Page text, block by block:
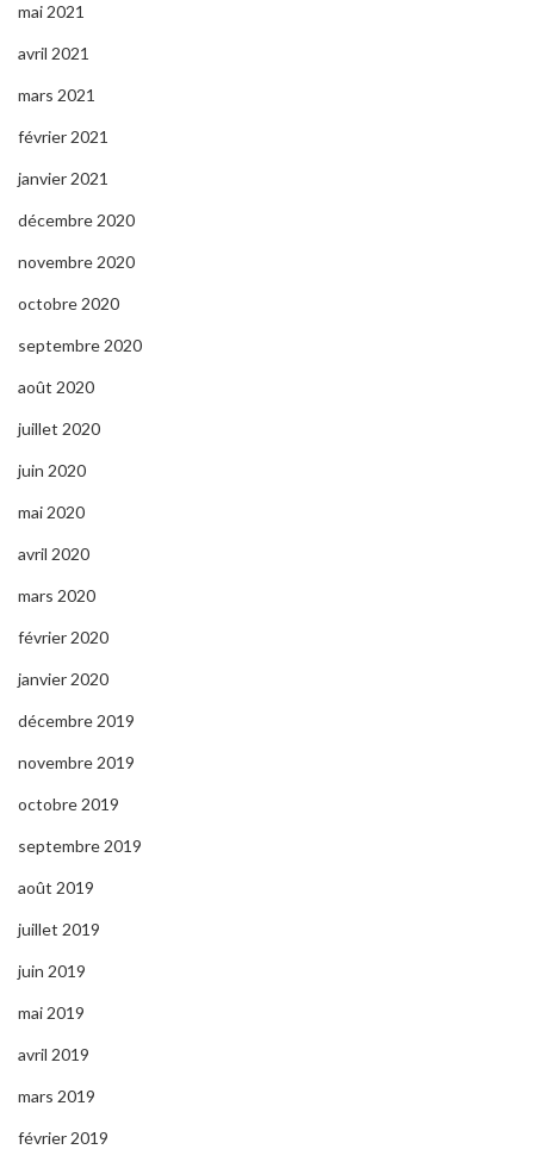
mai 2021
avril 2021
mars 2021
février 2021
janvier 2021
décembre 2020
novembre 2020
octobre 2020
septembre 2020
août 2020
juillet 2020
juin 2020
mai 2020
avril 2020
mars 2020
février 2020
janvier 2020
décembre 2019
novembre 2019
octobre 2019
septembre 2019
août 2019
juillet 2019
juin 2019
mai 2019
avril 2019
mars 2019
février 2019